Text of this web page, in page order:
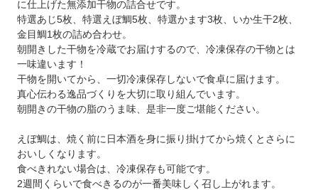
に仕上げた無添加干物の詰合せです。
特選あじ5枚、特選えぼ鯛5枚、特選かます3枚、いか生干2枚、
金目鯛1枚の詰め合わせ。
朝開きした干物を冷蔵でお届けするので、冷凍保存の干物とは
一味違います！
干物を開いてから、一切冷凍保存しないで食卓に届けます。
真心伝わる逸品づくりを大切に取り組んでいます。
朝開きの干物の脂のうま味、是非一度ご堪能ください。
えぼ鯛は、焼く前に日本酒を身に振り掛けてから焼くとさらに
おいしくなります。
食べきれない場合は、冷凍保存も可能です。
2週間くらいで食べきるのが一番美味しく召し上がれます。